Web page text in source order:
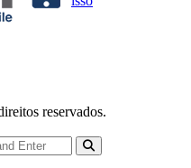
reservados.